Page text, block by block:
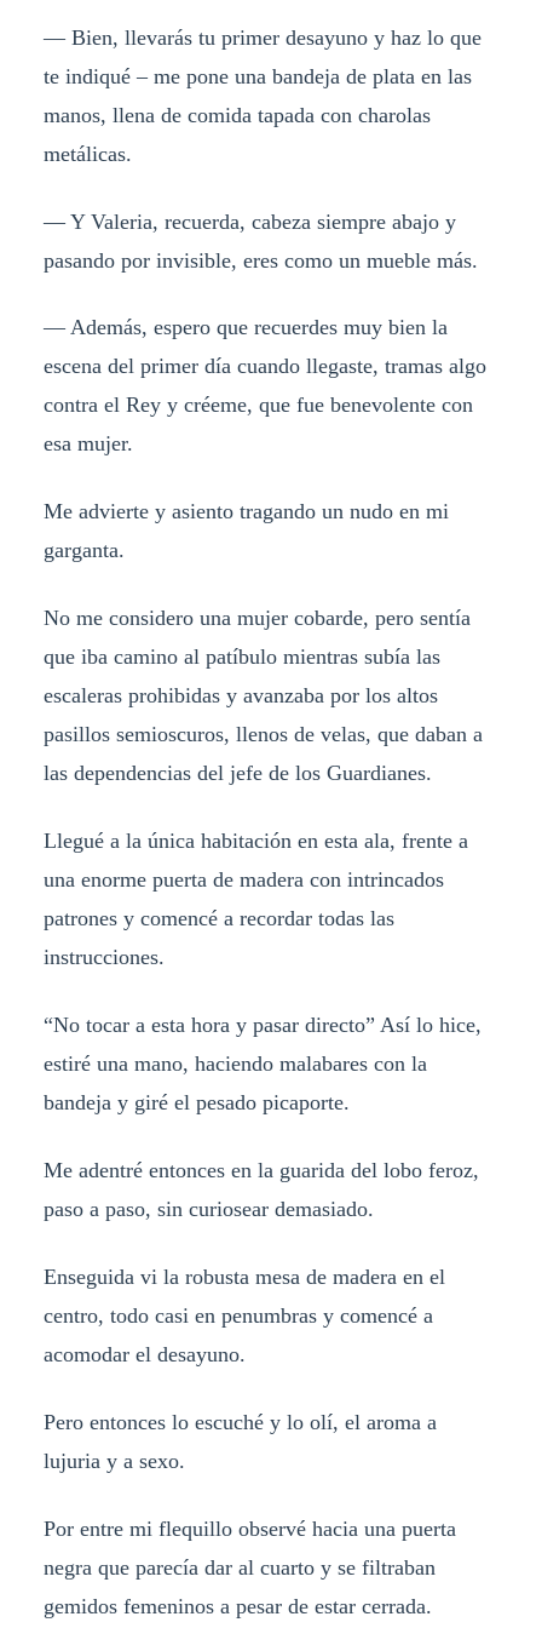
— Bien, llevarás tu primer desayuno y haz lo que
te indiqué – me pone una bandeja de plata en las
manos, llena de comida tapada con charolas
metálicas.
— Y Valeria, recuerda, cabeza siempre abajo y
pasando por invisible, eres como un mueble más.
— Además, espero que recuerdes muy bien la
escena del primer día cuando llegaste, tramas algo
contra el Rey y créeme, que fue benevolente con
esa mujer.
Me advierte y asiento tragando un nudo en mi
garganta.
No me considero una mujer cobarde, pero sentía
que iba camino al patíbulo mientras subía las
escaleras prohibidas y avanzaba por los altos
pasillos semioscuros, llenos de velas, que daban a
las dependencias del jefe de los Guardianes.
Llegué a la única habitación en esta ala, frente a
una enorme puerta de madera con intrincados
patrones y comencé a recordar todas las
instrucciones.
“No tocar a esta hora y pasar directo” Así lo hice,
estiré una mano, haciendo malabares con la
bandeja y giré el pesado picaporte.
Me adentré entonces en la guarida del lobo feroz,
paso a paso, sin curiosear demasiado.
Enseguida vi la robusta mesa de madera en el
centro, todo casi en penumbras y comencé a
acomodar el desayuno.
Pero entonces lo escuché y lo olí, el aroma a
lujuria y a sexo.
Por entre mi flequillo observé hacia una puerta
negra que parecía dar al cuarto y se filtraban
gemidos femeninos a pesar de estar cerrada.